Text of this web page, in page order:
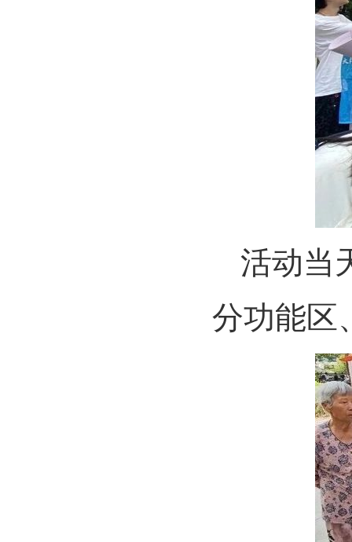
活动当
分功能区